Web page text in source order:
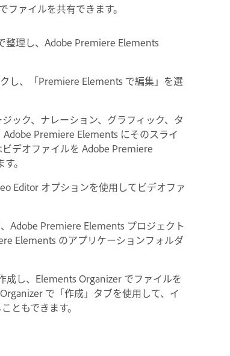
ァイルを共有できます。
整理し、Adobe Premiere Elements
し、「Premiere Elements で編集」を選
ック、ナレーション、グラフィック、タ
Premiere Elements にそのスライ
デオファイルを Adobe Premiere
。
Editor オプションを使用してビデオファ
Adobe Premiere Elements プロジェクト
Elements のアプリケーションフォルダ
成し、Elements Organizer でファイルを
で「作成」タブを使用して、イ
ともできます。